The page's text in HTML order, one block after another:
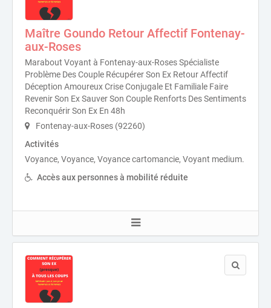
Maître Goundo Retour Affectif Fontenay-
aux-Roses
Marabout Voyant à Fontenay-aux-Roses Spécialiste
Problème Des Couple Récupérer Son Ex Retour Affectif
Déception Amoureux Crise Conjugale Et Familiale Faire
Revenir Son Ex Sauver Son Couple Renforts Des Sentiments
Reconquérir Son Ex En 48h
Fontenay-aux-Roses (92260)
Activités
Voyance, Voyance, Voyance cartomancie, Voyant medium.
Accès aux personnes à mobilité réduite